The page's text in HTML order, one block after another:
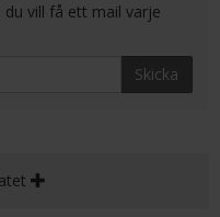
vill få ett mail varje
Skicka